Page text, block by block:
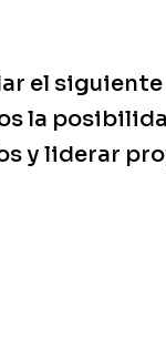
el siguiente
la
y liderar